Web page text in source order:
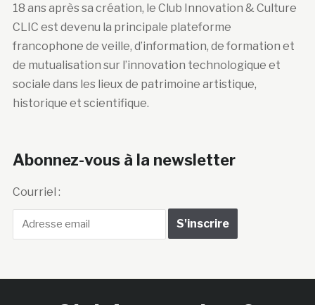
18 ans après sa création, le Club Innovation & Culture
CLIC est devenu la principale plateforme
francophone de veille, d’information, de formation et
de mutualisation sur l’innovation technologique et
sociale dans les lieux de patrimoine artistique,
historique et scientifique.
Abonnez-vous à la newsletter
Courriel :